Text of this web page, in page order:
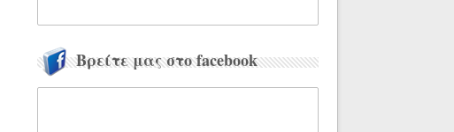
Βρείτε μας στο facebook